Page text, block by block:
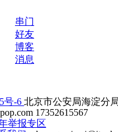
串门
好友
博客
消息
号-6 北京市公安局海淀分
17352615567
举报专区